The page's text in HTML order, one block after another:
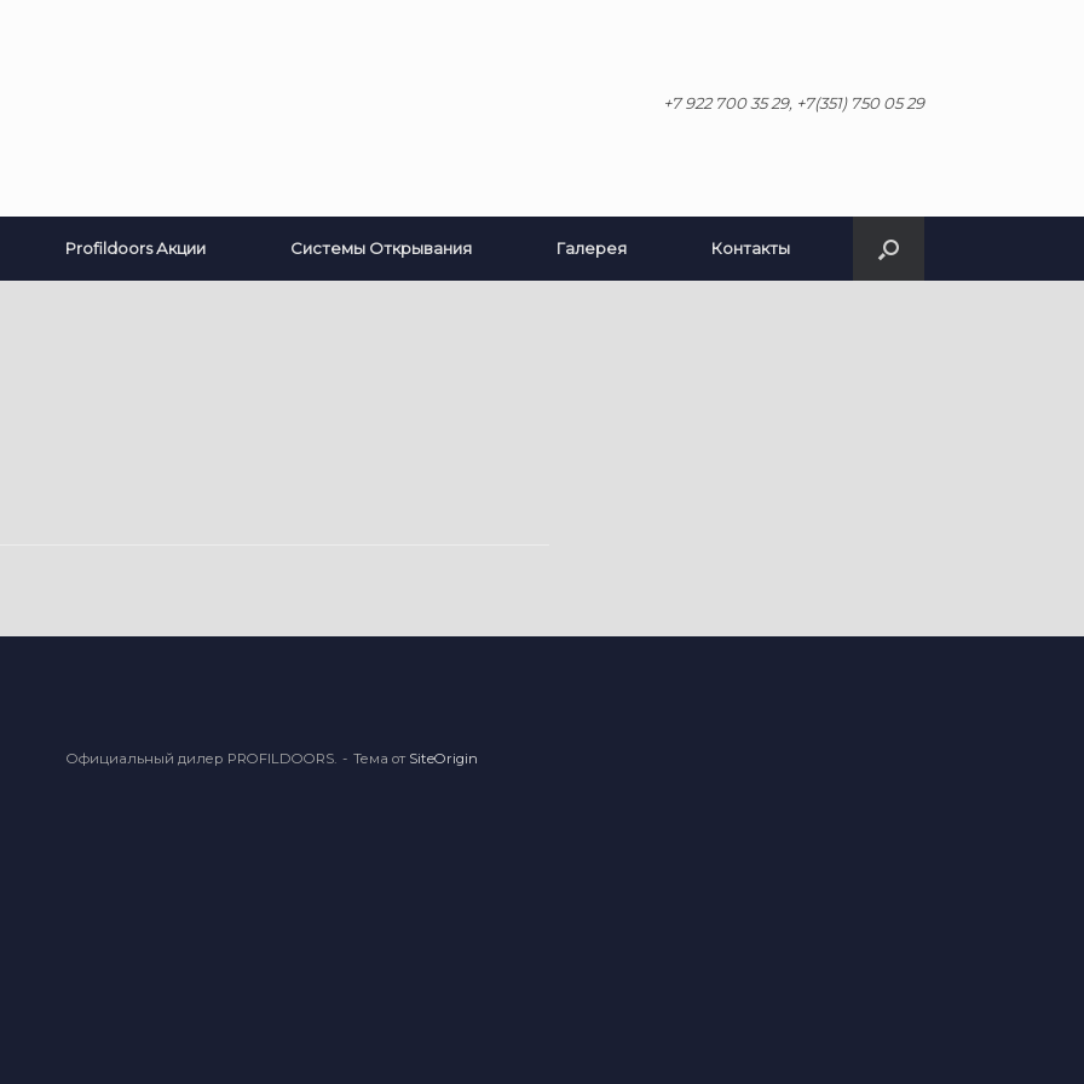
+7 922 700 35 29, +7(351) 750 05 29
Profildoors Акции Системы Открывания Галерея Контакты
Официальный дилер PROFILDOORS. Тема от SiteOrigin